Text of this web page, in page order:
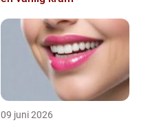
09 juni 2026